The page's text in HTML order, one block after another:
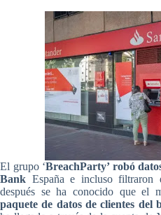
El grupo ‘BreachParty’ robó
Bank España e incluso filtraron
después se ha conocido que el
paquete de datos de clientes del